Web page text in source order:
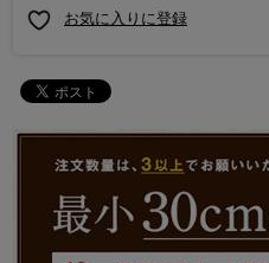
お気に入りに登録